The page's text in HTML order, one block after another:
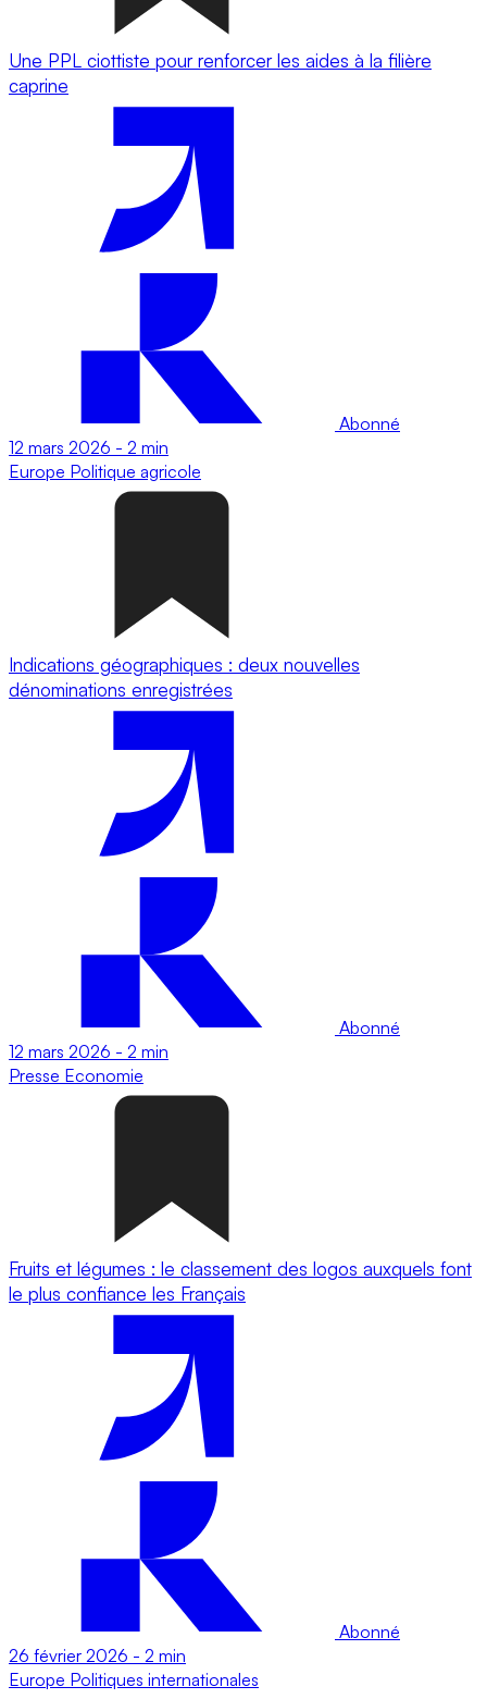
Une PPL ciottiste pour renforcer les aides à la filière
caprine
Abonné
12 mars 2026 - 2 min
Europe Politique agricole
Indications géographiques : deux nouvelles
dénominations enregistrées
Abonné
12 mars 2026 - 2 min
Presse Economie
Fruits et légumes : le classement des logos auxquels font
le plus confiance les Français
Abonné
26 février 2026 - 2 min
Europe Politiques internationales